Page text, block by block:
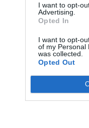
I want to opt-
Advertising.
Opted In
I want to opt-
of my Personal
was collected.
Opted Out